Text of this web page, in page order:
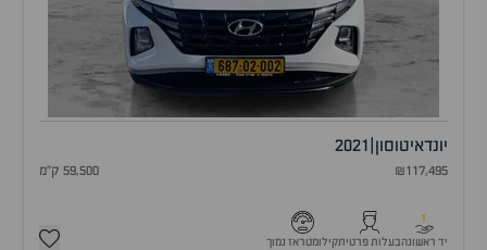
יונדאיטוסון 2021
₪117,495 59,500 ק"מ
1
יד ראשונהבעלות פרטיתקילומטראז נמוך